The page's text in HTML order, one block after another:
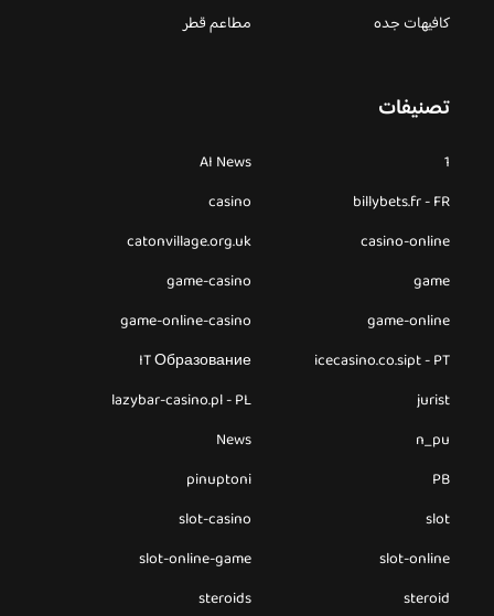
كافيهات جده
مطاعم قطر
تصنيفات
1
AI News
billybets.fr - FR
casino
casino-online
catonvillage.org.uk
game
game-casino
game-online
game-online-casino
icecasino.co.sipt - PT
IT Образование
jurist
lazybar-casino.pl - PL
n_pu
News
PB
pinuptoni
slot
slot-casino
slot-online
slot-online-game
steroid
steroids